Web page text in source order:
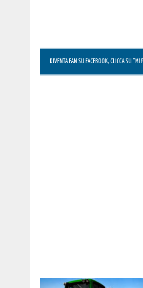
DIVENTA FAN SU FACEBOOK, CLICCA SU “MI